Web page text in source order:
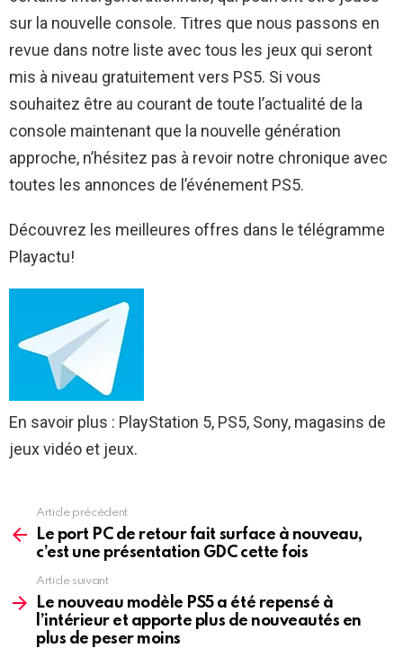
sur la nouvelle console. Titres que nous passons en
revue dans notre liste avec tous les jeux qui seront
mis à niveau gratuitement vers PS5. Si vous
souhaitez être au courant de toute l’actualité de la
console maintenant que la nouvelle génération
approche, n’hésitez pas à revoir notre chronique avec
toutes les annonces de l’événement PS5.
Découvrez les meilleures offres dans le télégramme
Playactu!
En savoir plus : PlayStation 5, PS5, Sony, magasins de
jeux vidéo et jeux.
more
Article précédent
Le port PC de retour fait surface à nouveau,
c’est une présentation GDC cette fois
Article suivant
Le nouveau modèle PS5 a été repensé à
l’intérieur et apporte plus de nouveautés en
plus de peser moins